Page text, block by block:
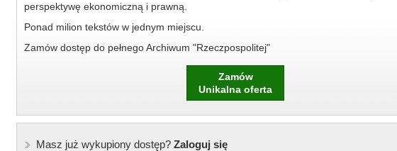
perspektywę ekonomiczną i prawną.
Ponad milion tekstów w jednym miejscu.
Zamów dostęp do pełnego Archiwum "Rzeczpospolitej"
Zamów
Unikalna oferta
Masz już wykupiony dostęp?Zaloguj się